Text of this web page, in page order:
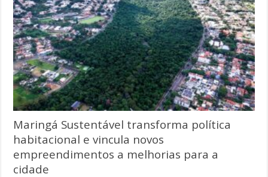
Maringá Sustentável transforma política
habitacional e vincula novos
empreendimentos a melhorias para a
cidade